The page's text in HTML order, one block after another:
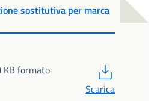
sostitutiva per marca
KB formato
Scarica